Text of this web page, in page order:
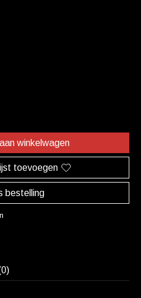
is
winkelwagen
toevoegen
bestelling